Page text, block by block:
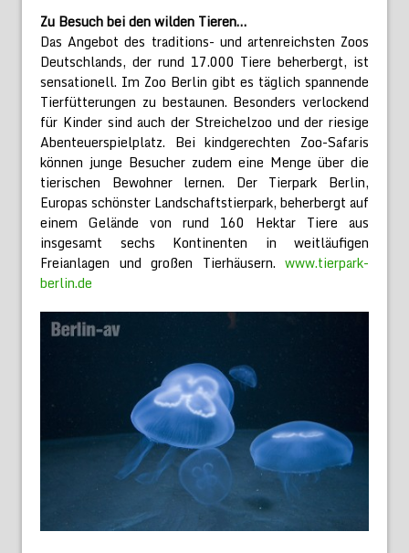
Zu Besuch bei den wilden Tieren…
Das Angebot des traditions- und artenreichsten Zoos
Deutschlands, der rund 17.000 Tiere beherbergt, ist
sensationell. Im Zoo Berlin gibt es täglich spannende
Tierfütterungen zu bestaunen. Besonders verlockend
für Kinder sind auch der Streichelzoo und der riesige
Abenteuerspielplatz. Bei kindgerechten Zoo-Safaris
können junge Besucher zudem eine Menge über die
tierischen Bewohner lernen. Der Tierpark Berlin,
Europas schönster Landschaftstierpark, beherbergt auf
einem Gelände von rund 160 Hektar Tiere aus
insgesamt sechs Kontinenten in weitläufigen
Freianlagen und großen Tierhäusern. www.tierpark-
berlin.de